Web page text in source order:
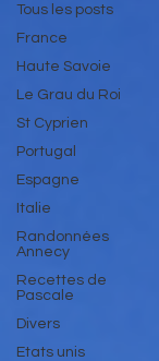
Tous les posts
France
Haute Savoie
Le Grau du Roi
St Cyprien
Portugal
Espagne
Italie
Randonnées
Annecy
Recettes de
Pascale
Divers
Etats unis